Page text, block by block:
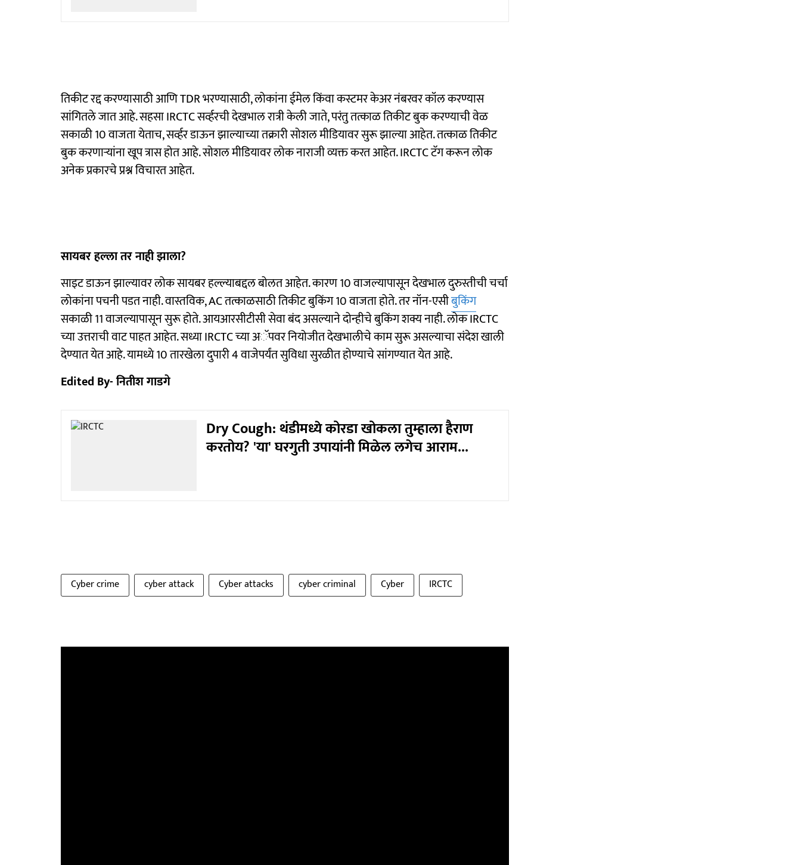
तिकीट रद्द करण्यासाठी आणि TDR भरण्यासाठी, लोकांना ईमेल किंवा कस्टमर केअर नंबरवर कॉल करण्यास
सांगितले जात आहे. सहसा IRCTC सर्व्हरची देखभाल रात्री केली जाते, परंतु तत्काळ तिकीट बुक करण्याची वेळ
सकाळी 10 वाजता येताच, सर्व्हर डाऊन झाल्याच्या तक्रारी सोशल मीडियावर सुरू झाल्या आहेत. तत्काळ तिकीट
बुक करणाऱ्यांना खूप त्रास होत आहे. सोशल मीडियावर लोक नाराजी व्यक्त करत आहेत. IRCTC टॅग करून लोक
अनेक प्रकारचे प्रश्न विचारत आहेत.
सायबर हल्ला तर नाही झाला?
साइट डाऊन झाल्यावर लोक सायबर हल्ल्याबद्दल बोलत आहेत. कारण 10 वाजल्यापासून देखभाल दुरुस्तीची चर्चा
लोकांना पचनी पडत नाही. वास्तविक, AC तत्काळसाठी तिकीट बुकिंग 10 वाजता होते. तर नॉन-एसीबुकिंग
सकाळी 11 वाजल्यापासून सुरू होते. आयआरसीटीसी सेवा बंद असल्याने दोन्हीचे बुकिंग शक्य नाही. लोक IRCTC
च्या उत्तराची वाट पाहत आहेत. सध्या IRCTC च्या अॅपवर नियोजीत देखभालीचे काम सुरू असल्याचा संदेश खाली
देण्यात येत आहे. यामध्ये 10 तारखेला दुपारी 4 वाजेपर्यंत सुविधा सुरळीत होण्याचे सांगण्यात येत आहे.
Edited By- नितीश गाडगे
Dry Cough: थंडीमध्ये कोरडा खोकला तुम्हाला हैराण
करतोय? 'या' घरगुती उपायांनी मिळेल लगेच आराम...
Cyber crime cyber attack Cyber ​​attacks cyber criminal Cyber IRCTC